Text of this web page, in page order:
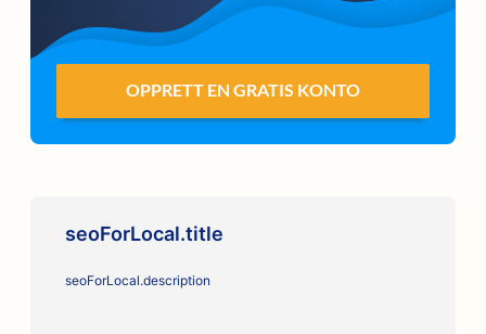
OPPRETT EN GRATIS KONTO
seoForLocal.title
seoForLocal.description